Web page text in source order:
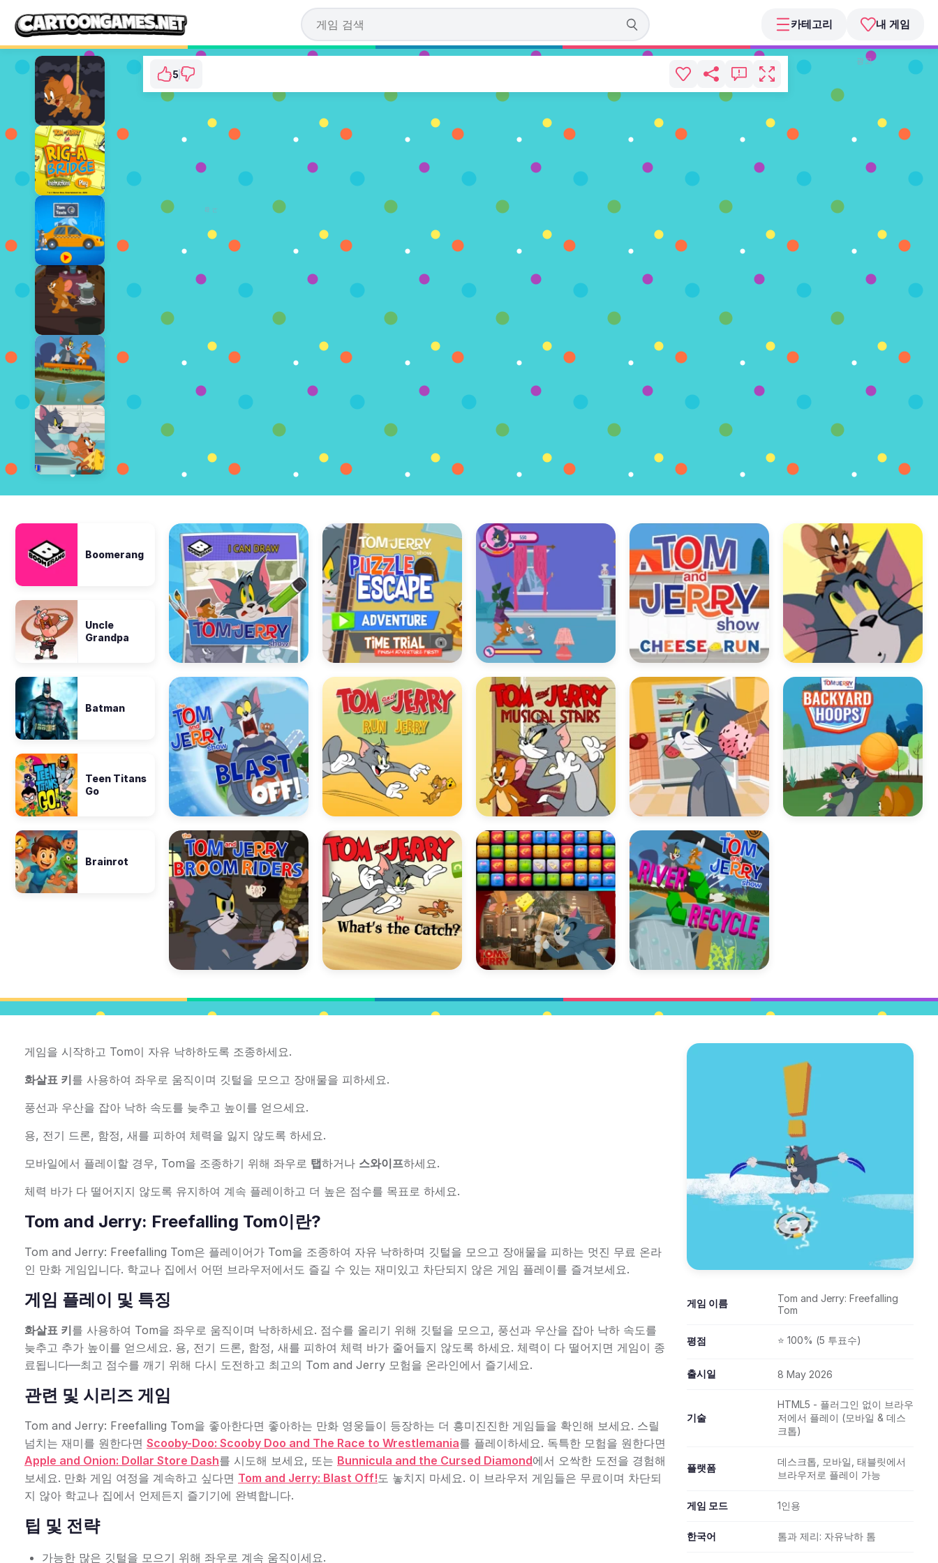
카테고리 내 게임
⭐ 100% (5 투표수)
지금 플레이
5
광고
광고
Boomerang
Uncle
Grandpa
Batman
Teen Titans
Go
Brainrot
게임을 시작하고 Tom이 자유 낙하하도록 조종하세요.
화살표 키를 사용하여 좌우로 움직이며 깃털을 모으고 장애물을 피하세요.
풍선과 우산을 잡아 낙하 속도를 늦추고 높이를 얻으세요.
용, 전기 드론, 함정, 새를 피하여 체력을 잃지 않도록 하세요.
모바일에서 플레이할 경우, Tom을 조종하기 위해 좌우로 탭하거나 스와이프하세요.
체력 바가 다 떨어지지 않도록 유지하여 계속 플레이하고 더 높은 점수를 목표로 하세요.
Tom and Jerry: Freefalling Tom이란?
Tom and Jerry: Freefalling Tom은 플레이어가 Tom을 조종하여 자유 낙하하며 깃털을 모으고 장애물을 피하는 멋진 무료 온라
인 만화 게임입니다. 학교나 집에서 어떤 브라우저에서도 즐길 수 있는 재미있고 차단되지 않은 게임 플레이를 즐겨보세요.
게임 플레이 및 특징
화살표 키를 사용하여 Tom을 좌우로 움직이며 낙하하세요. 점수를 올리기 위해 깃털을 모으고, 풍선과 우산을 잡아 낙하 속도를
늦추고 추가 높이를 얻으세요. 용, 전기 드론, 함정, 새를 피하여 체력 바가 줄어들지 않도록 하세요. 체력이 다 떨어지면 게임이 종
료됩니다—최고 점수를 깨기 위해 다시 도전하고 최고의 Tom and Jerry 모험을 온라인에서 즐기세요.
관련 및 시리즈 게임
Tom and Jerry: Freefalling Tom을 좋아한다면 좋아하는 만화 영웅들이 등장하는 더 흥미진진한 게임들을 확인해 보세요. 스릴
넘치는 재미를 원한다면 Scooby-Doo: Scooby Doo and The Race to Wrestlemania를 플레이하세요. 독특한 모험을 원한다면
Apple and Onion: Dollar Store Dash를 시도해 보세요, 또는 Bunnicula and the Cursed Diamond에서 오싹한 도전을 경험해
보세요. 만화 게임 여정을 계속하고 싶다면 Tom and Jerry: Blast Off!도 놓치지 마세요. 이 브라우저 게임들은 무료이며 차단되
지 않아 학교나 집에서 언제든지 즐기기에 완벽합니다.
팁 및 전략
가능한 많은 깃털을 모으기 위해 좌우로 계속 움직이세요.
게임 이름
Tom and Jerry: Freefalling
Tom
평점 ⭐ 100% (5 투표수)
출시일 8 May 2026
기술
HTML5 - 플러그인 없이 브라우
저에서 플레이 (모바일 & 데스
크톱)
플랫폼
데스크톱, 모바일, 태블릿에서
브라우저로 플레이 가능
게임 모드 1인용
한국어 톰과 제리: 자유낙하 톰